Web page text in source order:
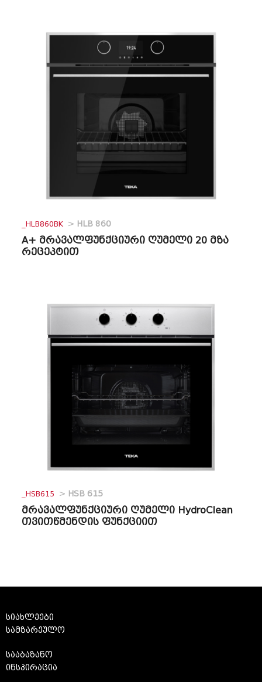
_HLB860BK > HLB 860
A+ მრავალფუნქციური ღუმელი 20 მზა
რეცეპტით
_HSB615 > HSB 615
მრავალფუნქციური ღუმელი HydroClean
თვითწმენდის ფუნქციით
სიახლეები
სამზარეულო
სააბაზანო
ინსპირაცია